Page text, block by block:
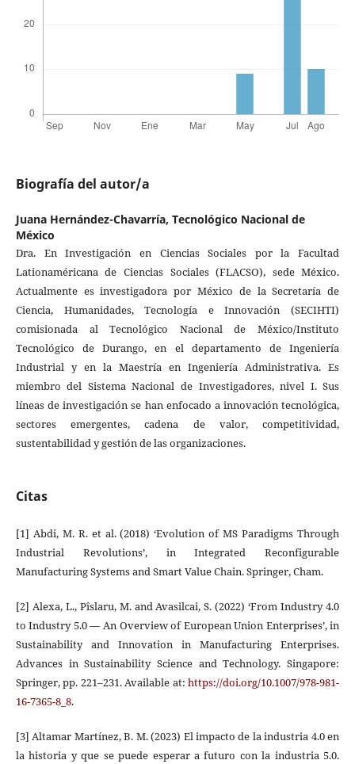
Biografía del autor/a
Juana Hernández-Chavarría, Tecnológico Nacional de
México
Dra. En Investigación en Ciencias Sociales por la Facultad
Lationaméricana de Ciencias Sociales (FLACSO), sede México.
Actualmente es investigadora por México de la Secretaría de
Ciencia, Humanidades, Tecnología e Innovación (SECIHTI)
comisionada al Tecnológico Nacional de México/Instituto
Tecnológico de Durango, en el departamento de Ingeniería
Industrial y en la Maestría en Ingeniería Administrativa. Es
miembro del Sistema Nacional de Investigadores, nivel I. Sus
líneas de investigación se han enfocado a innovación tecnológica,
sectores emergentes, cadena de valor, competitividad,
sustentabilidad y gestión de las organizaciones.
Citas
[1] Abdi, M. R. et al. (2018) ‘Evolution of MS Paradigms Through
Industrial Revolutions’, in Integrated Reconfigurable
Manufacturing Systems and Smart Value Chain. Springer, Cham.
[2] Alexa, L., Pîslaru, M. and Avasilcai, S. (2022) ‘From Industry 4.0
to Industry 5.0 — An Overview of European Union Enterprises’, in
Sustainability and Innovation in Manufacturing Enterprises.
Advances in Sustainability Science and Technology. Singapore:
Springer, pp. 221–231. Available at:https://doi.org/10.1007/978-981-
16-7365-8_8.
[3] Altamar Martínez, B. M. (2023) El impacto de la industria 4.0 en
la historia y que se puede esperar a futuro con la industria 5.0.